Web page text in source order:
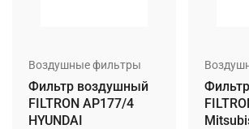
Воздушные фильтры
Фильтр воздушный
FILTRON AP177/4
HYUNDAI